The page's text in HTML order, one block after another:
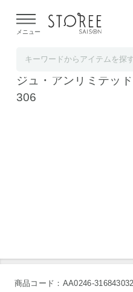
よる配送遅延が発生しており
メニュー
T-fal ティファール
ジュ・アンリミテッ
306
商品コード：AA0246-